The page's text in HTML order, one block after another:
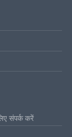
संपर्क करें